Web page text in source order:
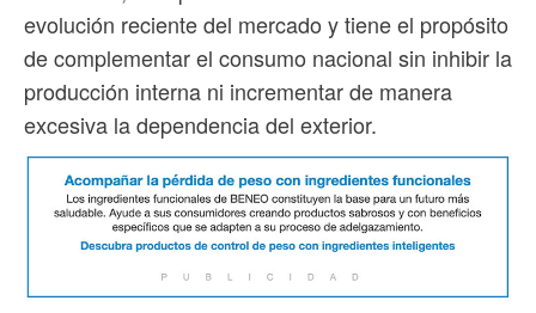
evolución reciente del mercado y tiene el propósito
de complementar el consumo nacional sin inhibir la
producción interna ni incrementar de manera
excesiva la dependencia del exterior.